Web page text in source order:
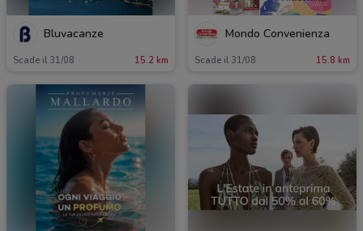
Bluvacanze
Scade il 31/08 15.2 km
Mondo Convenienza
Scade il 31/08 15.8 km